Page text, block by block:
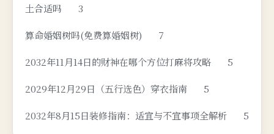
土合适吗
3
算命婚姻树吗(免费算婚姻树) 7
2032年11月14日的财神在哪个方位打麻将攻略 5
2029年12月29日（五行选色）穿衣指南 5
2032年8月15日装修指南：适宜与不宜事项全解析 5